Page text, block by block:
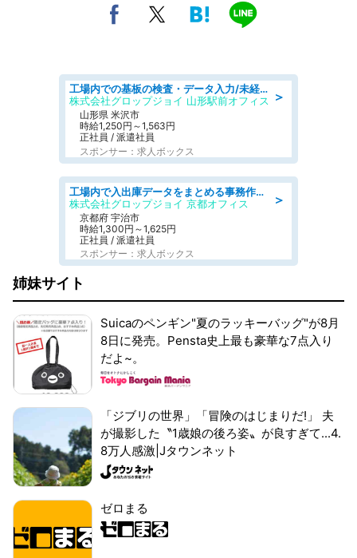
＞
工場内での基板の検査・データ入力/未経験歓迎/交通費支給/食堂あり
株式会社グロップジョイ 山形駅前オフィス
山形県 米沢市
時給1,250円～1,563円
正社員 / 派遣社員
スポンサー：求人ボックス
＞
工場内で入出庫データをまとめる事務作業/車通勤OK/交通費支給/食堂あり
株式会社グロップジョイ 京都オフィス
京都府 宇治市
時給1,300円～1,625円
正社員 / 派遣社員
スポンサー：求人ボックス
姉妹サイト
Suicaのペンギン"夏のラッキーバッグ"が8月
8日に発売。Pensta史上最も豪華な7点入り
だよ~。
「ジブリの世界」「冒険のはじまりだ!」 夫
が撮影した〝1歳娘の後ろ姿〟が良すぎて...4.
8万人感激|Jタウンネット
ゼロまる